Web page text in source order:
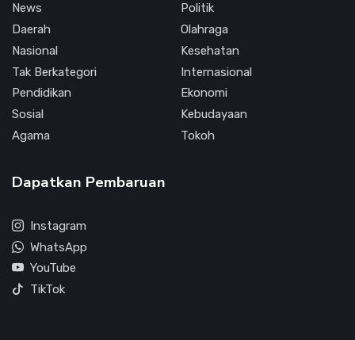
News
Daerah
Nasional
Tak Berkategori
Pendidikan
Sosial
Agama
Politik
Olahraga
Kesehatan
Internasional
Ekonomi
Kebudayaan
Tokoh
Dapatkan Pembaruan
Instagram
WhatsApp
YouTube
TikTok